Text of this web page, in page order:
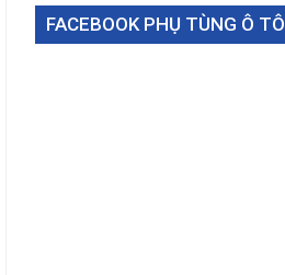
FACEBOOK PHỤ TÙNG Ô TÔ